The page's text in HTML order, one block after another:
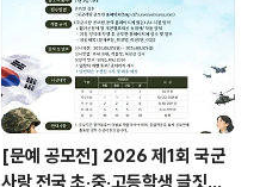
[문예 공모전] 2026 제1회 국군
사랑 전국 초·중·고등학생 글짓기